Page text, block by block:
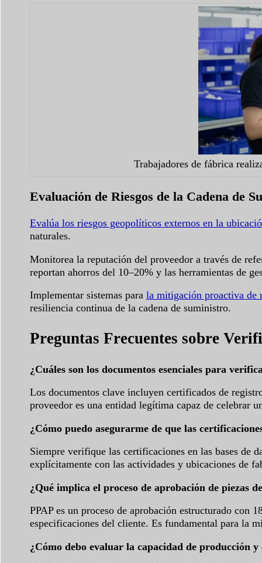
Trabajadores de fábrica
Evaluación de Riesgos de la Cadena de
Evalúa los riesgos geopolíticos externos en la
naturales.
Monitorea la reputación del proveedor a través de
reportan ahorros del 10–20% y las herramientas de
Implementar sistemas para la mitigación proactiva de
resiliencia continua de la cadena de suministro.
Preguntas Frecuentes sobre
¿Cuáles son los documentos esenciales para
Los documentos clave incluyen certificados de
proveedor es una entidad legítima capaz de celebrar
¿Cómo puedo asegurarme de que las
Siempre verifique las certificaciones en las bases de
explícitamente con las actividades y ubicaciones de
¿Qué implica el proceso de aprobación de piezas
PPAP es un proceso de aprobación estructurado con
especificaciones del cliente. Es fundamental para la
¿Cómo debo evaluar la capacidad de producción